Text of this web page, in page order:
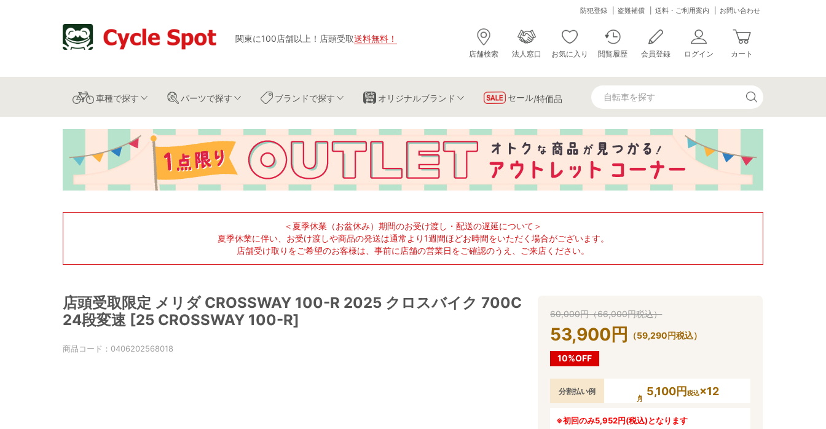
関東に100店舗以上 ！ 店頭受取送料無料 ！
防犯登録 盗難補償 送料・ご利用案内 お問い合わせ
店舗検索 法人窓口 お気に入り 閲覧履歴 会員登録 ログイン カート
車種で探す パーツで探す ブランドで探す オリジナルブランド セール/特価品
＜夏季休業（お盆休み）期間のお受け渡し・配送の遅延について＞
夏季休業に伴い、お受け渡しや商品の発送は通常より1週間ほどお時間をいただく場合がございます。
店舗受け取りをご希望のお客様は、事前に店舗の営業日をご確認のうえ、ご来店ください。
店頭受取限定 メリダ CROSSWAY 100-R 2025 クロスバイク 700C
24段変速 [25 CROSSWAY 100-R]
商品コード： 0406202568018
60,000円（66,000円税込）
53,900 円 （59,290円税込）
10%OFF
分割払い例 5,100円税込×12
※初回のみ5,952円(税込)となります